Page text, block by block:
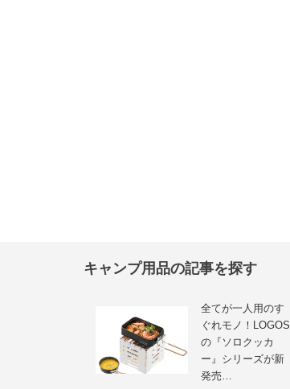
キャンプ用品の記事を探す
全てが一人用のす
ぐれモノ！LOGOS
の『ソロクッカ
ー』シリーズが新
発売…